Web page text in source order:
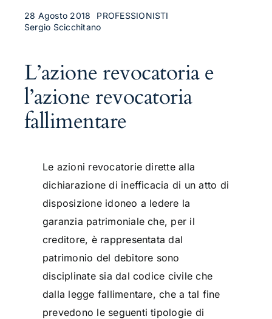
28 Agosto 2018
PROFESSIONISTI
Sergio Scicchitano
L’azione revocatoria e
l’azione revocatoria
fallimentare
Le azioni revocatorie dirette alla
dichiarazione di inefficacia di un atto di
disposizione idoneo a ledere la
garanzia patrimoniale che, per il
creditore, è rappresentata dal
patrimonio del debitore sono
disciplinate sia dal codice civile che
dalla legge fallimentare, che a tal fine
prevedono le seguenti tipologie di